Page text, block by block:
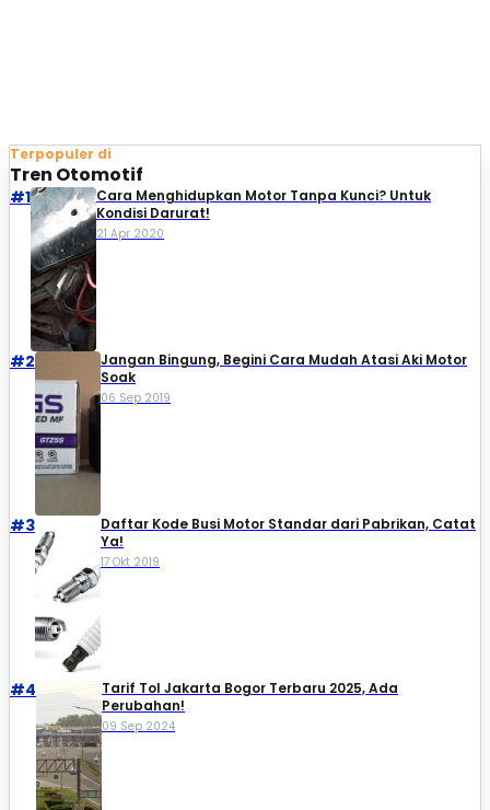
Terpopuler di
Tren Otomotif
#1
Cara Menghidupkan Motor Tanpa Kunci? Untuk
Kondisi Darurat!
21 Apr 2020
#2
Jangan Bingung, Begini Cara Mudah Atasi Aki Motor
Soak
06 Sep 2019
#3
Daftar Kode Busi Motor Standar dari Pabrikan, Catat
Ya!
17 Okt 2019
#4
Tarif Tol Jakarta Bogor Terbaru 2025, Ada
Perubahan!
09 Sep 2024